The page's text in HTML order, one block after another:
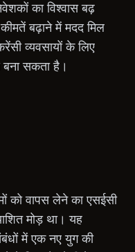
का विश्वास बढ़
बढ़ाने में मदद मिल
व्यवसायों के लिए
सकता है।
को वापस लेने का एसईसी
मोड़ था। यह
में एक नए युग की